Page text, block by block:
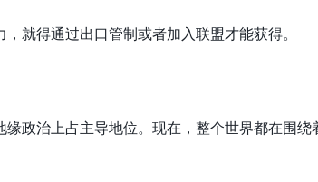
就得通过出口管制或者加入联盟才能获得。
政治上占主导地位。现在，整个世界都在围绕